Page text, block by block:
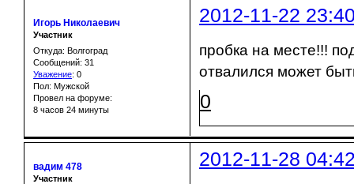
2012-11-22
Игорь Николаевич
Участник
Откуда: Волгоград
Сообщений: 31
Уважение: 0
Пол: Мужской
Провел на форуме:
8 часов 24 минуты
пробка на месте!!!
отвалился может
0
2012-11-28
вадим 478
Участник